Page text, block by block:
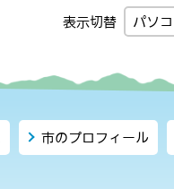
表示切替 パソ
市のプロフィール